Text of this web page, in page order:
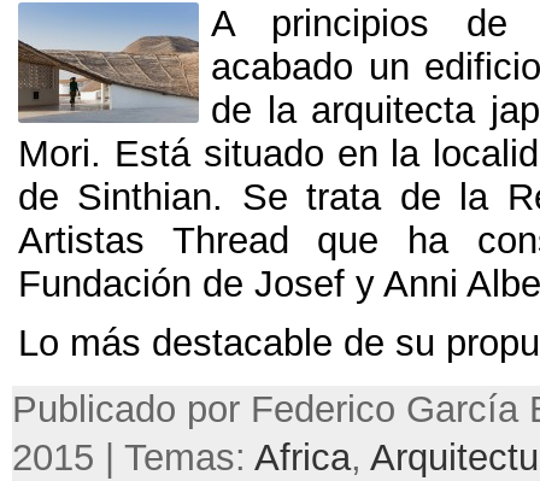
A principios
acabado un
de la arquitecta
Mori. Está situado en la
de Sinthian. Se trata de la
Artistas Thread que ha
Fundación de Josef y Anni
Lo más destacable de su
Publicado por Federico García
2015 | Temas: Africa,